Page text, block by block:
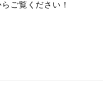
ご覧ください！